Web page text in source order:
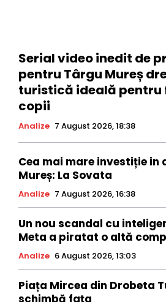
Serial video inedit de
pentru Târgu Mureș
turistică ideală pentru
copii
Analize 7 August 2026, 18:38
Cea mai mare investiție in
Mureș: La Sovata
Analize 7 August 2026, 16:38
Un nou scandal cu
Meta a piratat o altă
Analize 6 August 2026, 13:03
Piața Mircea din Drobeta
schimbă fața